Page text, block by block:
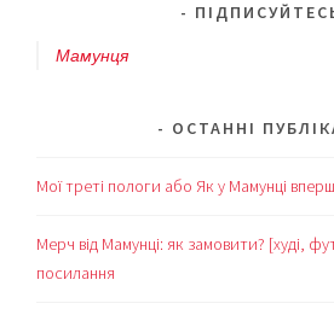
Мамунця
ОСТАННІ
Мої треті пологи або Як у Мамунці
Мерч від Мамунці: як замовити? [худі,
посилання